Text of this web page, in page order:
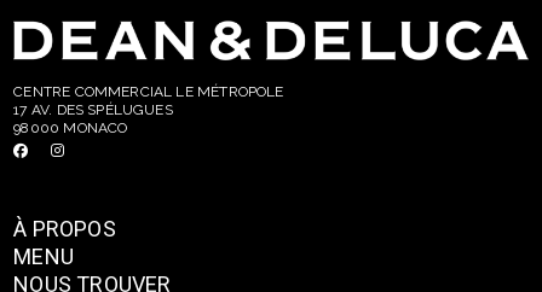
CENTRE COMMERCIAL LE MÉTROPOLE
17 AV. DES SPÉLUGUES
98000 MONACO
À PROPOS
MENU
NOUS TROUVER